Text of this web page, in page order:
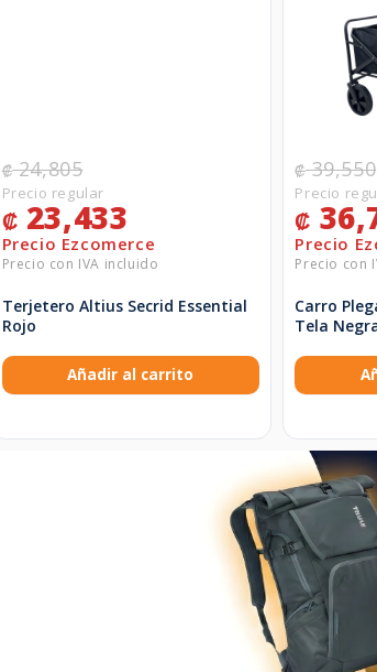
₡24,805
₡ 23,433
Terjetero Altius Secrid Essential
Rojo
Añadir al carrito
₡39,550
₡
Carro
Tela